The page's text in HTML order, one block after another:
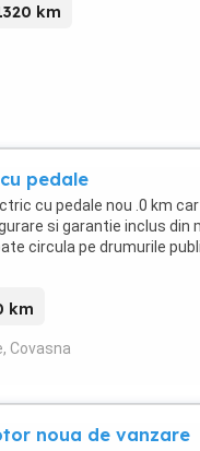
km
pedale
cu pedale nou .0 km
si garantie inclus din
circula pe drumurile
km
Covasna
noua de vanzare